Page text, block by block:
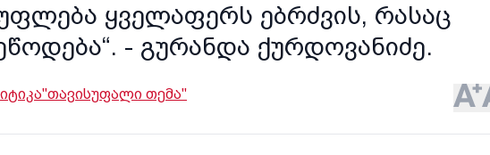
ყველაფერს ებრძვის, რასაც
- გურანდა ქურდოვანიძე.
"თავისუფალი თემა"